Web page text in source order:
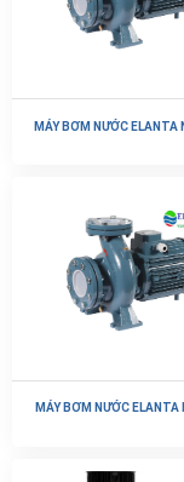
MÁY BƠM NƯỚC ELANTA
MÁY BƠM NƯỚC ELANTA